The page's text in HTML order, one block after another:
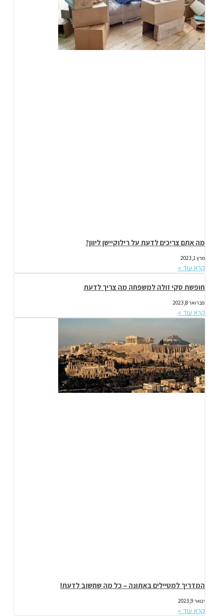
מה אתם צריכים לדעת על רילוקיישן ליוון?
מרץ 1, 2023
קרא עוד »
חופשת סקי זולה למשפחה מה צריך לדעת
פברואר 8, 2023
קרא עוד »
המדריך למטיילים באתונה – כל מה שחשוב לדעת!
ינואר 9, 2023
קרא עוד »